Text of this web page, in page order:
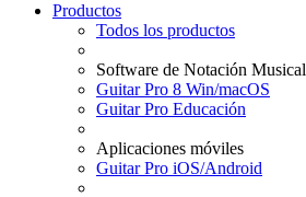
Productos
Todos los productos
Software de Notación Musical
Guitar Pro 8 Win/macOS
Guitar Pro Educación
Aplicaciones móviles
Guitar Pro iOS/Android